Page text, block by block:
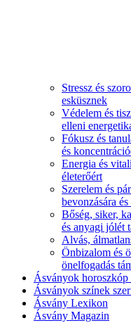
Stressz és
esküsznek
Védelem és
elleni
Fókusz és
és
Energia és
életerőért
Szerelem és
bevonzására
Bőség, siker,
és anyagi jólét
Alvás,
Önbizalom és
önelfogadás
Ásványok horoszkóp
Ásványok színek
Ásvány Lexikon
Ásvány Magazin